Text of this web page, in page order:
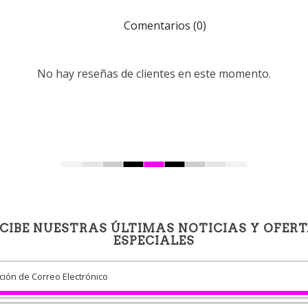
Comentarios (0)
No hay reseñas de clientes en este momento.
NUESTRAS ÚLTIMAS NOTICIAS Y
ESPECIALES